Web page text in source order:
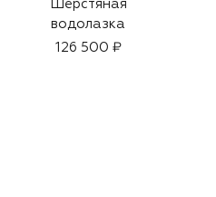
Шерстяная
водолазка
126 500 ₽